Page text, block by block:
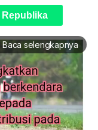
Republika
Baca selengkapnya